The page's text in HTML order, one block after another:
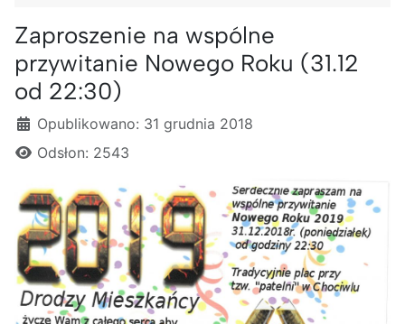
Zaproszenie na wspólne
przywitanie Nowego Roku (31.12
od 22:30)
Szczegóły
Opublikowano: 31 grudnia 2018
Odsłon: 2543